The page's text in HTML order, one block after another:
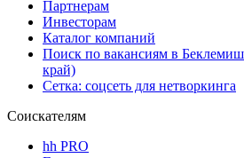
Партнерам
Инвесторам
Каталог компаний
Поиск по вакансиям в
край)
Сетка: соцсеть для нетворкинга
Соискателям
hh PRO